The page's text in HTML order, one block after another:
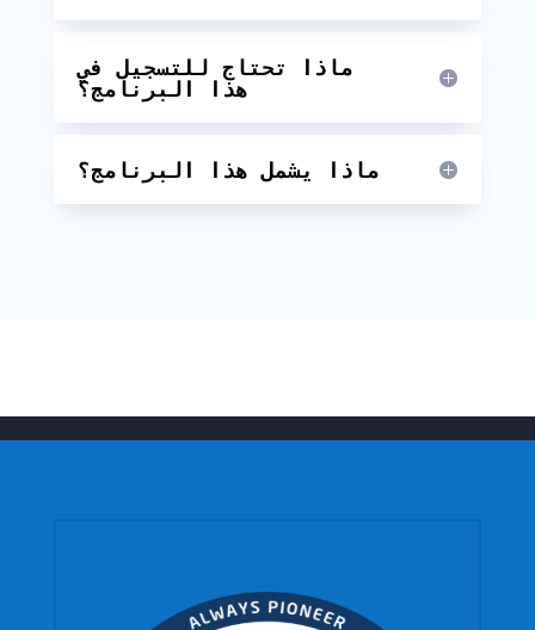
ماذا تحتاج للتسجيل في
هذا البرنامج؟
ماذا يشمل هذا البرنامج؟